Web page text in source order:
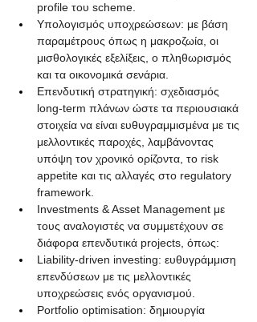
profile του scheme.
Υπολογισμός υποχρεώσεων: με βάση
παραμέτρους όπως η μακροζωία, οι
μισθολογικές εξελίξεις, ο πληθωρισμός
και τα οικονομικά σενάρια.
Επενδυτική στρατηγική: σχεδιασμός
long-term πλάνων ώστε τα περιουσιακά
στοιχεία να είναι ευθυγραμμισμένα με τις
μελλοντικές παροχές, λαμβάνοντας
υπόψη τον χρονικό ορίζοντα, το risk
appetite και τις αλλαγές στο regulatory
framework.
Investments & Asset Management με
τους αναλογιστές να συμμετέχουν σε
διάφορα επενδυτικά projects, όπως:
Liability-driven investing: ευθυγράμμιση
επενδύσεων με τις μελλοντικές
υποχρεώσεις ενός οργανισμού.
Portfolio optimisation: δημιουργία